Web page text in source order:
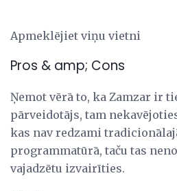
Apmeklējiet viņu vietni
Pros & amp; Cons
Ņemot vērā to, ka Zamzar ir
pārveidotājs, tam
kas nav redzami
programmatūrā, taču tas
vajadzētu izvairīties.